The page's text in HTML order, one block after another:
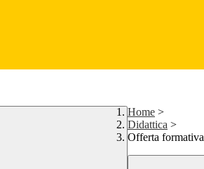
Home >
Didattica >
Offerta formativa